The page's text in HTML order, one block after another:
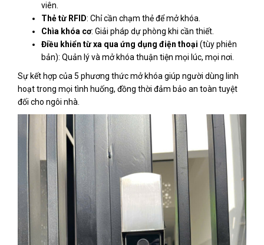
viên.
Thẻ từ RFID: Chỉ cần chạm thẻ để mở khóa.
Chìa khóa cơ: Giải pháp dự phòng khi cần thiết.
Điều khiển từ xa qua ứng dụng điện thoại (tùy phiên
bản): Quản lý và mở khóa thuận tiện mọi lúc, mọi nơi.
Sự kết hợp của 5 phương thức mở khóa giúp người dùng linh
hoạt trong mọi tình huống, đồng thời đảm bảo an toàn tuyệt
đối cho ngôi nhà.